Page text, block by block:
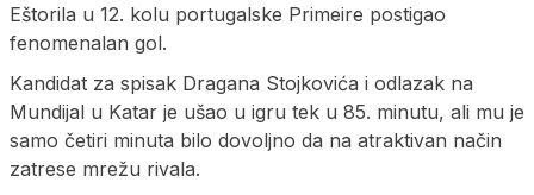
Eštorila u 12. kolu portugalske Primeire postigao
fenomenalan gol.
Kandidat za spisak Dragana Stojkovića i odlazak na
Mundijal u Katar je ušao u igru tek u 85. minutu, ali mu je
samo četiri minuta bilo dovoljno da na atraktivan način
zatrese mrežu rivala.